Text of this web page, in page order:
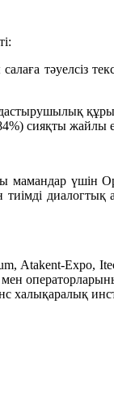
тәуелсіз
сияқты жайлы
мамандар үшін
диалогтық
Atakent-Expo,
халықаралық